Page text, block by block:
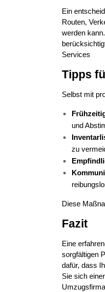
Ein
Routen,
werden
Services
Tipps
Selbst mit
und
zu
Diese
Fazit
Eine
sorgfältigen
dafür, dass
Sie sich